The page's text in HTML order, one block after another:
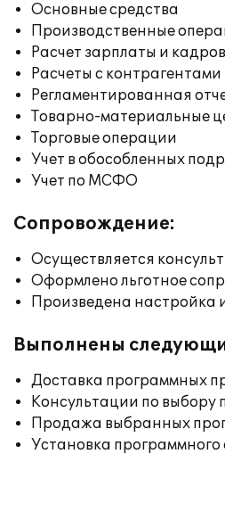
Основные средства
Производственные
Расчет зарплаты и
Расчеты с контрагентами
Регламентированная
Товарно-материальные
Торговые операции
Учет в обособленных
Учет по МСФО
Сопровождение:
Осуществляется
Оформлено льготное
Произведена настройка
Выполнены
Доставка программных
Консультации по выбору
Продажа выбранных
Установка